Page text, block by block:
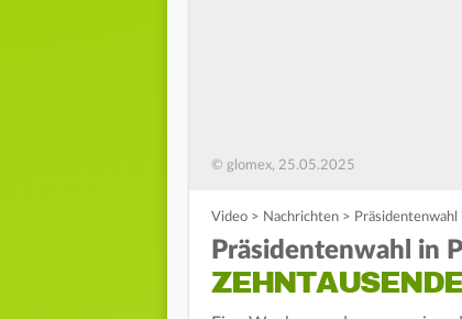
© glomex, 25.05.2025
Video > Nachrichten >
Präsidentenwahl in